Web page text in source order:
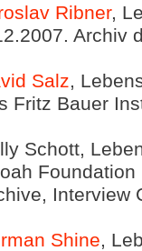
Ribner,
Archiv
Salz,
Fritz Bauer
Schott,
Interview
Shine,